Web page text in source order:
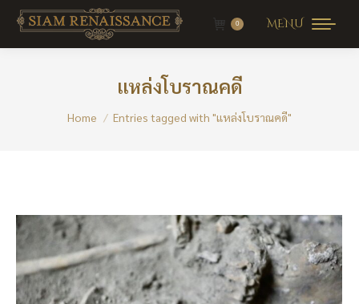
MENU
0
แหล่งโบราณคดี
Home Entries tagged with "แหล่งโบราณคดี"